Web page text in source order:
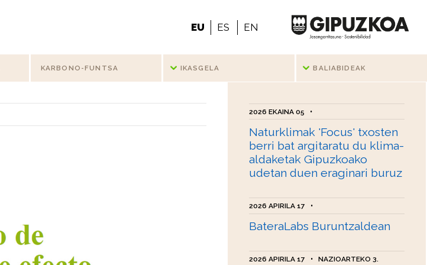
EU ES EN
KARBONO-FUNTSA IKASGELA BALIABIDEAK
2026 EKAINA 05 •
Naturklimak 'Focus' txosten
berri bat argitaratu du klima-
aldaketak Gipuzkoako
udetan duen eraginari buruz
2026 APIRILA 17 •
BateraLabs Buruntzaldean
2026 APIRILA 17 • NAZIOARTEKO 3.